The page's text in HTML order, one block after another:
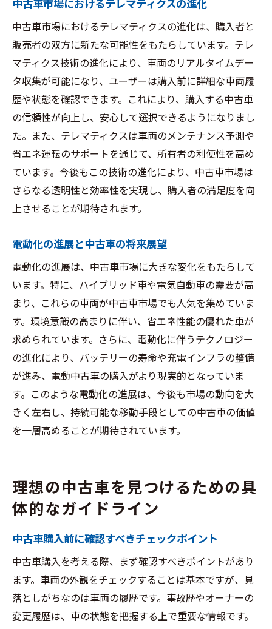
中古車市場におけるテレマティクスの進化
中古車市場におけるテレマティクスの進化は、購入者と
販売者の双方に新たな可能性をもたらしています。テレ
マティクス技術の進化により、車両のリアルタイムデー
タ収集が可能になり、ユーザーは購入前に詳細な車両履
歴や状態を確認できます。これにより、購入する中古車
の信頼性が向上し、安心して選択できるようになりまし
た。また、テレマティクスは車両のメンテナンス予測や
省エネ運転のサポートを通じて、所有者の利便性を高め
ています。今後もこの技術の進化により、中古車市場は
さらなる透明性と効率性を実現し、購入者の満足度を向
上させることが期待されます。
電動化の進展と中古車の将来展望
電動化の進展は、中古車市場に大きな変化をもたらして
います。特に、ハイブリッド車や電気自動車の需要が高
まり、これらの車両が中古車市場でも人気を集めていま
す。環境意識の高まりに伴い、省エネ性能の優れた車が
求められています。さらに、電動化に伴うテクノロジー
の進化により、バッテリーの寿命や充電インフラの整備
が進み、電動中古車の購入がより現実的となっていま
す。このような電動化の進展は、今後も市場の動向を大
きく左右し、持続可能な移動手段としての中古車の価値
を一層高めることが期待されています。
理想の中古車を見つけるための具
体的なガイドライン
中古車購入前に確認すべきチェックポイント
中古車購入を考える際、まず確認すべきポイントがあり
ます。車両の外観をチェックすることは基本ですが、見
落としがちなのは車両の履歴です。事故歴やオーナーの
変更履歴は、車の状態を把握する上で重要な情報です。